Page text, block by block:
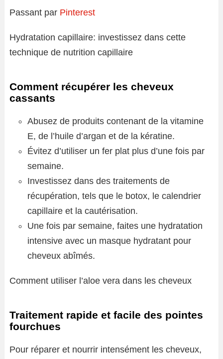
Passant par Pinterest
Hydratation capillaire: investissez dans cette
technique de nutrition capillaire
Comment récupérer les cheveux
cassants
Abusez de produits contenant de la vitamine
E, de l’huile d’argan et de la kératine.
Évitez d’utiliser un fer plat plus d’une fois par
semaine.
Investissez dans des traitements de
récupération, tels que le botox, le calendrier
capillaire et la cautérisation.
Une fois par semaine, faites une hydratation
intensive avec un masque hydratant pour
cheveux abîmés.
Comment utiliser l’aloe vera dans les cheveux
Traitement rapide et facile des pointes
fourchues
Pour réparer et nourrir intensément les cheveux,